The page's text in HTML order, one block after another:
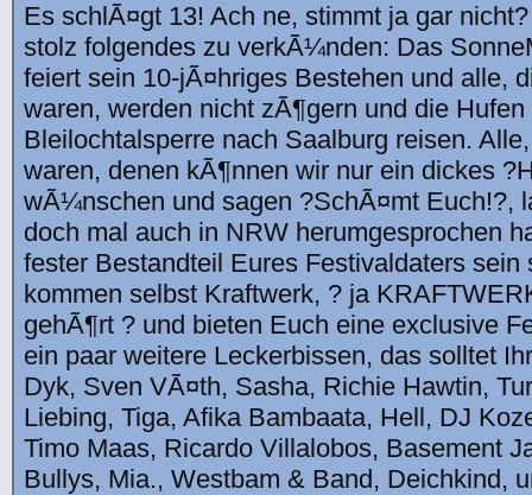
Es schlÃ¤gt 13! Ach ne, stimmt ja gar
stolz folgendes zu verkÃ¼nden: Das
feiert sein 10-jÃ¤hriges Bestehen und alle,
waren, werden nicht zÃ¶gern und die
Bleilochtalsperre nach Saalburg reisen.
waren, denen kÃ¶nnen wir nur ein dickes
wÃ¼nschen und sagen ?SchÃ¤mt Euch!?,
doch mal auch in NRW herumgesprochen
fester Bestandteil Eures Festivaldaters sein
kommen selbst Kraftwerk, ? ja
gehÃ¶rt ? und bieten Euch eine exclusive
ein paar weitere Leckerbissen, das solltet
Dyk, Sven VÃ¤th, Sasha, Richie Hawtin,
Liebing, Tiga, Afika Bambaata, Hell, DJ
Timo Maas, Ricardo Villalobos, Basement
Bullys, Mia., Westbam & Band, Deichkind,